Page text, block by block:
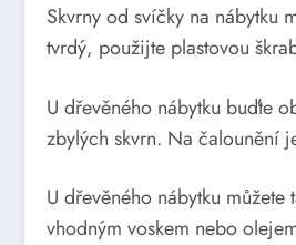
Skvrny od svíčky na nábytku
tvrdý, použijte plastovou
U dřevěného nábytku buďte
zbylých skvrn. Na čalounění
U dřevěného nábytku
vhodným voskem nebo